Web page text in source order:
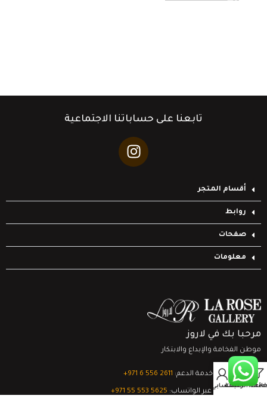
تابعنا على حساباتنا الاجتماعية
أقسام المتجر
روابط
صفحات
معلومات
مرحبا بك في لاروز
موطن الفخامة والإبداع والابتكار
تواصل مع خدمة الدعم: ‎+971 6 556 2611
الدعم الفني عبر الواتساب: ‎+971 55 553 5625
قائمة الرغبات
0
السلةحسابي